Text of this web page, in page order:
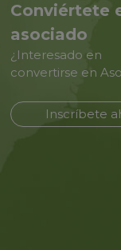
Conviértete
asociado
¿Interesado en
convertirse en
Inscríbete